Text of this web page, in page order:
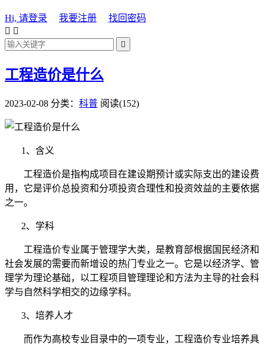
Hi, 请登录 我要注册
找回密码
 

工程造价是什么
2023-02-08 分类： 科普 阅读(152)
1、含义
工程造价是指构成项目在建设期预计或实际支出的建设费
用，它是评价总投资和分项投资合理性和投资效益的主要依据
之一。
2、学科
工程造价专业属于管理学大类，是教育部根据国民经济和
社会发展的需要而新增设的热门专业之一。它是以经济学、管
理学为理论基础，以工程项目管理理论和方法为主导的社会科
学与自然科学相交的边缘学科。
3、培养人才
而作为高校专业目录中的一项专业，工程造价专业培养具